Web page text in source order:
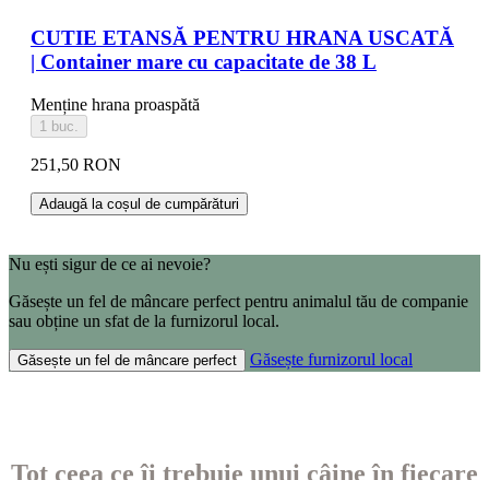
CUTIE ETANSĂ PENTRU HRANA USCATĂ
| Container mare cu capacitate de 38 L
Menține hrana proaspătă
1 buc.
251,50 RON
Adaugă la coșul de cumpărături
Nu ești sigur de ce ai nevoie?
Găsește un fel de mâncare perfect pentru animalul tău de companie
sau obține un sfat de la furnizorul local.
Găsește un fel de mâncare perfect Găsește furnizorul local
Tot ceea ce îi trebuie unui câine în fiecare